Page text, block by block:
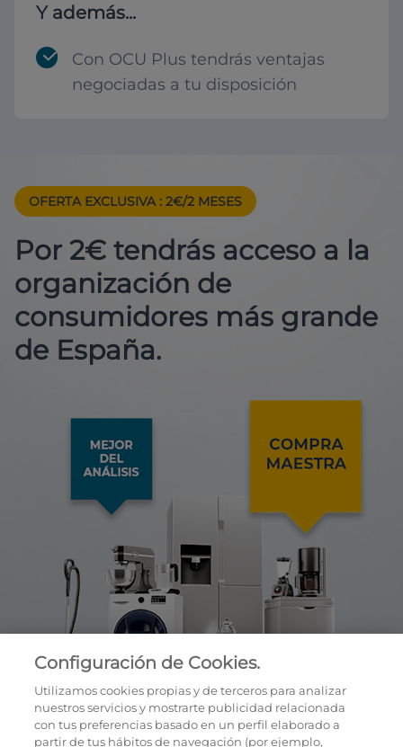
Y además...
Con OCU Plus tendrás ventajas
negociadas a tu disposición
OFERTA EXCLUSIVA : 2€/2 MESES
Por 2€ tendrás acceso a la
organización de
consumidores más grande
de España.
Configuración de Cookies.
Utilizamos cookies propias y de terceros para analizar
nuestros servicios y mostrarte publicidad relacionada
con tus preferencias basado en un perfil elaborado a
partir de tus hábitos de navegación (por ejemplo,